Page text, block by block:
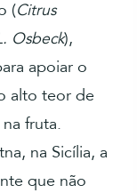
(Citrus
Osbeck),
apoiar o
alto teor de
fruta.
na Sicília, a
que não